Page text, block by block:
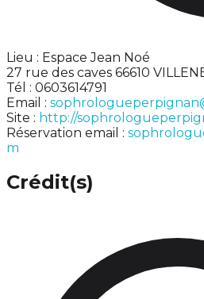
Lieu : Espace Jean Noé
27 rue des caves 66610
Tél : 0603614791
Email :
Site : http://
Réservation email :
m
Crédit(s)